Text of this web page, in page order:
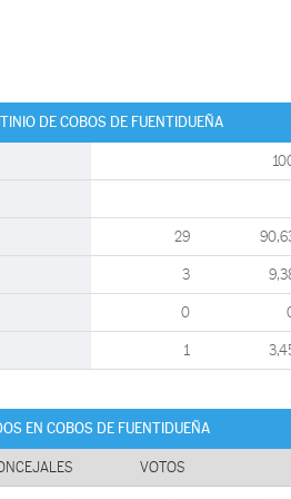
DE COBOS DE FUENTIDUEÑA
29
3
0
1
EN COBOS DE FUENTIDUEÑA
VOTOS